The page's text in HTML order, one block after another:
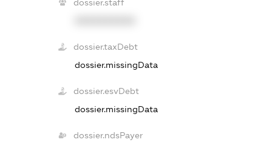
dossier.staff
dossier.taxDebt
dossier.missingData
dossier.esvDebt
dossier.missingData
dossier.ndsPayer